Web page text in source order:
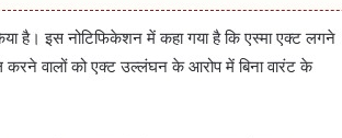
है। इस नोटिफिकेशन में कहा गया है कि एस्मा एक्ट लगने
करने वालों को एक्ट उल्लंघन के आरोप में बिना वारंट के